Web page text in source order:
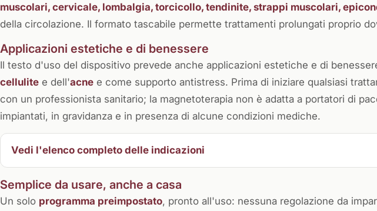
muscolari, cervicale, lombalgia, torcicollo, tendinite, strappi muscolari,
della circolazione. Il formato tascabile permette trattamenti prolungati proprio
Applicazioni estetiche e di benessere
Il testo d'uso del dispositivo prevede anche applicazioni estetiche e di
cellulite e dell'acne e come supporto antistress. Prima di iniziare qualsiasi
con un professionista sanitario; la magnetoterapia non è adatta a portatori di
impiantati, in gravidanza e in presenza di alcune condizioni mediche.
Vedi l'elenco completo delle indicazioni
Semplice da usare, anche a casa
Un solo programma preimpostato, pronto all'uso: nessuna regolazione da